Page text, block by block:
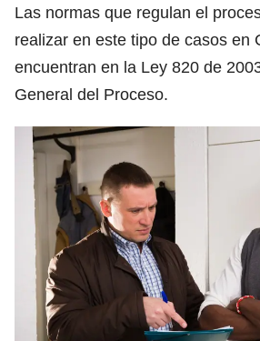
Las normas que regulan el
realizar en este tipo de casos en
encuentran en la Ley 820 de
General del Proceso.